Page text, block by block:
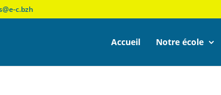
c.bzh
Accueil Notre école